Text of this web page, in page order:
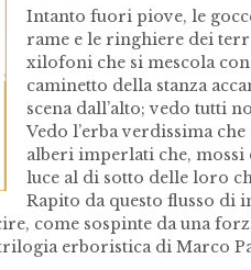
Intanto fuori piove, le
rame e le ringhiere dei
xilofoni che si mescola
caminetto della stanza
scena dall’alto; vedo tutti
Vedo l’erba verdissima
alberi imperlati che, mossi
luce al di sotto delle loro
Rapito da questo flusso di
come sospinte da una
erboristica di Marco